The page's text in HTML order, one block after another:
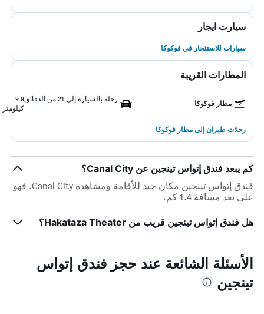
سيارت ايجار
سيارات للاستئجار في فوكوكا
المطارات القريبة
مطار فوكوكا
رحلة بالسيارة إلى 21 من الدقائق
9.9
كيلومتر
رحلات طيران إلى مطار فوكوكا
كم يبعد فندق إتواس تينجين عن Canal City؟
فندق إتواس تينجين مكان جيد للأقامة ومشاهدة Canal City. فهو
على بعد مسافة 1.4 كم.
هل فندق إتواس تينجين قريب من Hakataza Theater؟
الأسئلة الشائعة عند حجز فندق إتواس
تينجين